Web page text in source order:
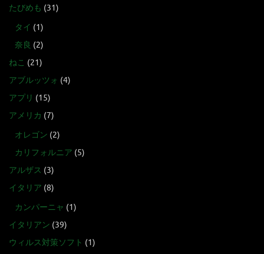
たびめも (31)
タイ (1)
奈良 (2)
ねこ (21)
アブルッツォ (4)
アプリ (15)
アメリカ (7)
オレゴン (2)
カリフォルニア (5)
アルザス (3)
イタリア (8)
カンパーニャ (1)
イタリアン (39)
ウィルス対策ソフト (1)